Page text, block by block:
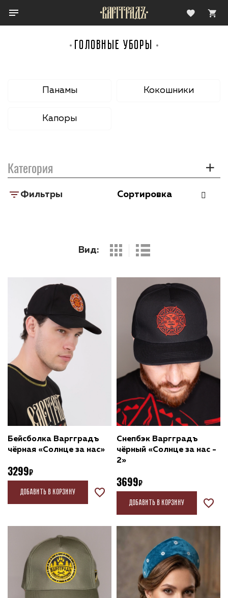
ГОЛОВНЫЕ УБОРЫ
Панамы Кокошники
Капоры
Бейсболка Варгградъ
чёрная «Солнце за нас»
3299
Добавить в корзину
Снепбэк Варгградъ
чёрный «Солнце за нас -
2»
3699
Добавить в корзину
Категория
Фильтры